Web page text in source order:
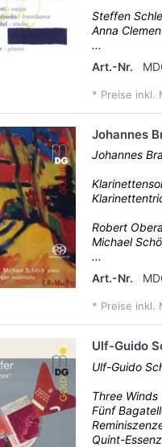
Steffen
Anna
...
Art.-Nr.
* Preise inkl.
Johannes
Johannes
Robert
Michael
...
Art.-Nr.
* Preise inkl.
Ulf-Guido
Ulf-Guido
Three Winds
Fünf
Quint-